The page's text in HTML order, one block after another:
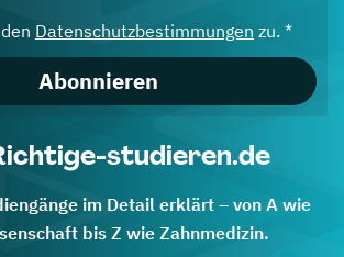
Datenschutzbestimmungen zu. *
Abonnieren
studieren.de
im Detail erklärt – von A wie
bis Z wie Zahnmedizin.